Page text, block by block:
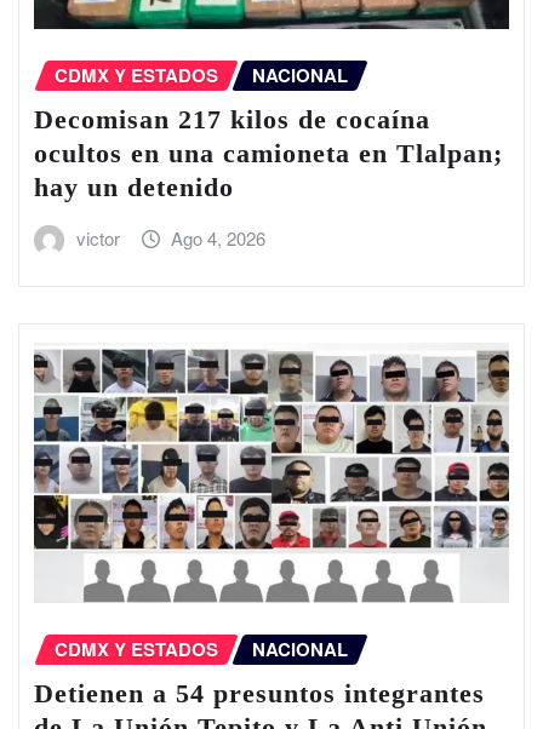
CDMX Y ESTADOS NACIONAL
Decomisan 217 kilos de cocaína
ocultos en una camioneta en Tlalpan;
hay un detenido
victor Ago 4, 2026
CDMX Y ESTADOS NACIONAL
Detienen a 54 presuntos integrantes